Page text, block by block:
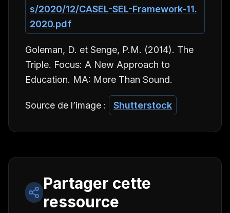
s/2020/12/CASEL-SEL-Framework-11.
2020.pdf
Goleman, D. et Senge, P.M. (2014). The
Triple. Focus: A New Approach to
Education. MA: More Than Sound.
Source de l’image : Shutterstock
Partager cette
ressource